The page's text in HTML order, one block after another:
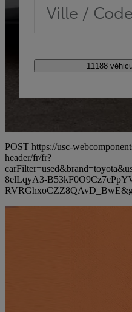
Ville /
11188
POST https://usc-
header/fr/fr?
8elLqyA3-